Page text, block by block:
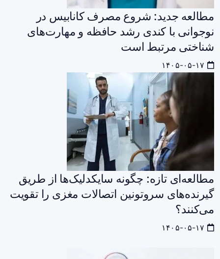
مطالعه جدید: شروع مصرف کانابیس در
نوجوانی با کندی رشد حافظه و مهارت‌های
شناختی مرتبط است
مطالعه‌ای تازه: چگونه سایکدلیک‌ها از طریق
گیرنده‌های سروتونین اتصالات مغزی را تقویت
می‌کنند؟